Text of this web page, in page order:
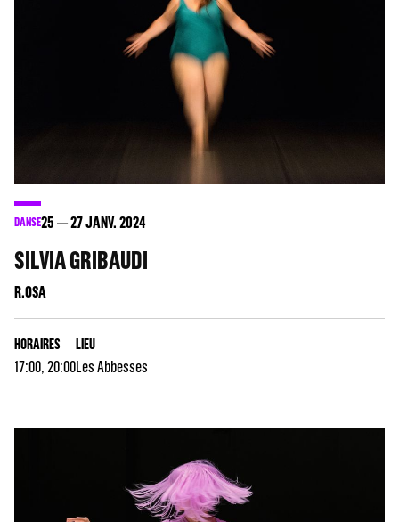
DANSE25 27JANV. 2024
SILVIA GRIBAUDI
R.OSA
HORAIRES
17:00, 20:00
LIEU
Les Abbesses